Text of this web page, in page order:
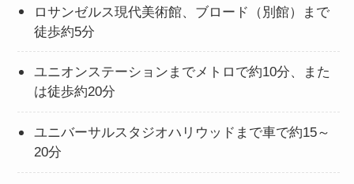
ロサンゼルス現代美術館、ブロード（別館）まで
徒歩約5分
ユニオンステーションまでメトロで約10分、また
は徒歩約20分
ユニバーサルスタジオハリウッドまで車で約15～
20分